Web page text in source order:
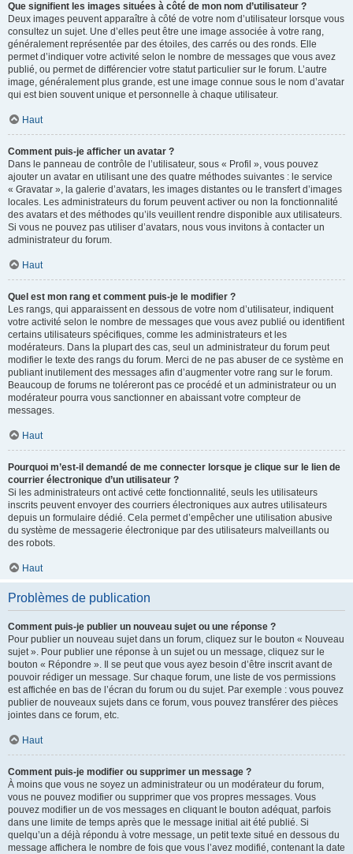
Que signifient les images situées à côté de mon nom d’utilisateur ?
Deux images peuvent apparaître à côté de votre nom d’utilisateur lorsque vous
consultez un sujet. Une d’elles peut être une image associée à votre rang,
généralement représentée par des étoiles, des carrés ou des ronds. Elle
permet d’indiquer votre activité selon le nombre de messages que vous avez
publié, ou permet de différencier votre statut particulier sur le forum. L’autre
image, généralement plus grande, est une image connue sous le nom d’avatar
qui est bien souvent unique et personnelle à chaque utilisateur.
Haut
Comment puis-je afficher un avatar ?
Dans le panneau de contrôle de l’utilisateur, sous « Profil », vous pouvez
ajouter un avatar en utilisant une des quatre méthodes suivantes : le service
« Gravatar », la galerie d’avatars, les images distantes ou le transfert d’images
locales. Les administrateurs du forum peuvent activer ou non la fonctionnalité
des avatars et des méthodes qu’ils veuillent rendre disponible aux utilisateurs.
Si vous ne pouvez pas utiliser d’avatars, nous vous invitons à contacter un
administrateur du forum.
Haut
Quel est mon rang et comment puis-je le modifier ?
Les rangs, qui apparaissent en dessous de votre nom d’utilisateur, indiquent
votre activité selon le nombre de messages que vous avez publié ou identifient
certains utilisateurs spécifiques, comme les administrateurs et les
modérateurs. Dans la plupart des cas, seul un administrateur du forum peut
modifier le texte des rangs du forum. Merci de ne pas abuser de ce système en
publiant inutilement des messages afin d’augmenter votre rang sur le forum.
Beaucoup de forums ne toléreront pas ce procédé et un administrateur ou un
modérateur pourra vous sanctionner en abaissant votre compteur de
messages.
Haut
Pourquoi m’est-il demandé de me connecter lorsque je clique sur le lien de
courrier électronique d’un utilisateur ?
Si les administrateurs ont activé cette fonctionnalité, seuls les utilisateurs
inscrits peuvent envoyer des courriers électroniques aux autres utilisateurs
depuis un formulaire dédié. Cela permet d’empêcher une utilisation abusive
du système de messagerie électronique par des utilisateurs malveillants ou
des robots.
Haut
Problèmes de publication
Comment puis-je publier un nouveau sujet ou une réponse ?
Pour publier un nouveau sujet dans un forum, cliquez sur le bouton « Nouveau
sujet ». Pour publier une réponse à un sujet ou un message, cliquez sur le
bouton « Répondre ». Il se peut que vous ayez besoin d’être inscrit avant de
pouvoir rédiger un message. Sur chaque forum, une liste de vos permissions
est affichée en bas de l’écran du forum ou du sujet. Par exemple : vous pouvez
publier de nouveaux sujets dans ce forum, vous pouvez transférer des pièces
jointes dans ce forum, etc.
Haut
Comment puis-je modifier ou supprimer un message ?
À moins que vous ne soyez un administrateur ou un modérateur du forum,
vous ne pouvez modifier ou supprimer que vos propres messages. Vous
pouvez modifier un de vos messages en cliquant le bouton adéquat, parfois
dans une limite de temps après que le message initial ait été publié. Si
quelqu’un a déjà répondu à votre message, un petit texte situé en dessous du
message affichera le nombre de fois que vous l’avez modifié, contenant la date